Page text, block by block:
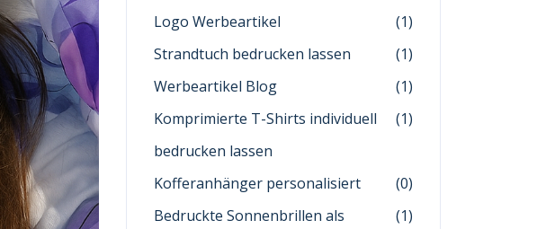
Logo Werbeartikel
(1)
Strandtuch bedrucken lassen
(1)
Werbeartikel Blog
(1)
Komprimierte T-Shirts individuell
bedrucken lassen
(1)
Kofferanhänger personalisiert
(0)
Bedruckte Sonnenbrillen als
(1)